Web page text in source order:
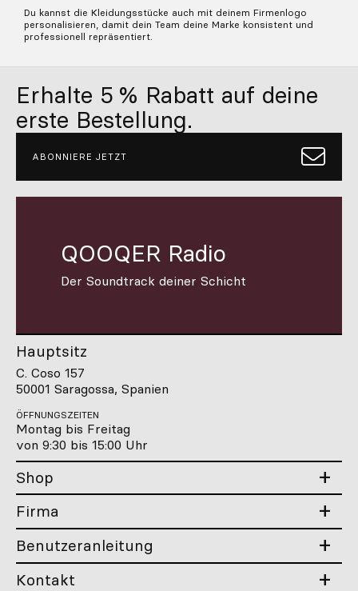
Du kannst die Kleidungsstücke auch mit deinem Firmenlogo
personalisieren, damit dein Team deine Marke konsistent und
professionell repräsentiert.
Erhalte 5 % Rabatt auf deine
erste Bestellung.
ABONNIERE JETZT
QOOQER Radio
Der Soundtrack deiner Schicht
Hauptsitz
C. Coso 157
50001 Saragossa, Spanien
ÖFFNUNGSZEITEN
Montag bis Freitag
von 9:30 bis 15:00 Uhr
Shop
Firma
Benutzeranleitung
Kontakt